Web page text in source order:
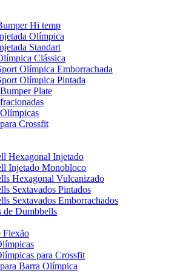
Hi temp
Olímpica
Standart
Clássica
Olímpica Emborrachada
Olímpica Pintada
Plate
Crossfit
Hexagonal Injetado
Injetado Monobloco
Hexagonal Vulcanizado
Sextavados Pintados
Sextavados Emborrachados
de Dumbbells
Flexão
para Crossfit
Barra Olímpica